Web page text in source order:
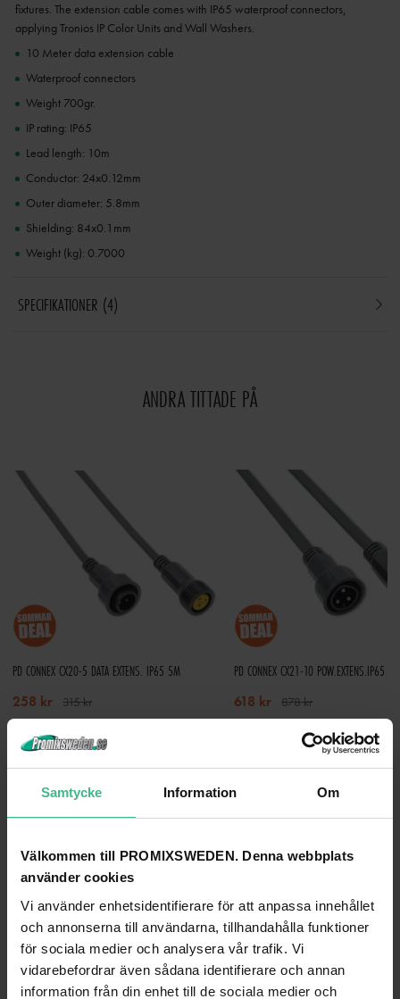
Samtycke Information Om
Välkommen till PROMIXSWEDEN. Denna webbplats
använder cookies
Vi använder enhetsidentifierare för att anpassa innehållet
och annonserna till användarna, tillhandahålla funktioner
för sociala medier och analysera vår trafik. Vi
vidarebefordrar även sådana identifierare och annan
information från din enhet till de sociala medier och
fixtures. The extension cable comes with IP65 waterproof connectors,
applying Tronios IP Color Units and Wall Washers.
10 Meter data extension cable
Waterproof connectors
Weight 700gr.
IP rating: IP65
Lead length: 10m
Conductor: 24x0.12mm
Outer diameter: 5.8mm
Shielding: 84x0.1mm
Weight (kg): 0.7000
SPECIFIKATIONER 4
ANDRA TITTADE PÅ
PD CONNEX CX20-5 DATA EXTENS. IP65 5M
258 kr
315 kr
GÅ TILL PRODUKT
PD CONNEX CX21-10 POW.EXTENS.IP65
618 kr
878 kr
GÅ TILL PRODUKT
ANDRA KUNDER KÖPTE OCKSÅ